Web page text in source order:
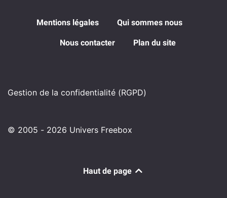
Mentions légales Qui sommes nous
Nous contacter Plan du site
Gestion de la confidentialité (RGPD)
© 2005 - 2026 Univers Freebox
Haut de page